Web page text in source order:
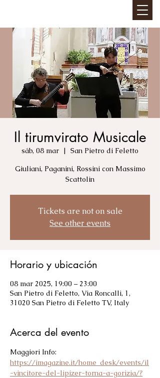
Il tirumvirato Musicale
sáb, 08 mar
  |
San Pietro di Feletto
Giuliani, Paganini, Rossini con Massimo
Scattolin
Tickets are not on sale
See other events
Horario y ubicación
08 mar 2025, 19:00 – 23:00
San Pietro di Feletto, Via Roncalli, 1,
31020 San Pietro di Feletto TV, Italy
Acerca del evento
Maggiori Info:
https://imagazine.it/home_desk/events/il
-vincitore-del-lipizer-torna-a-gorizia/?